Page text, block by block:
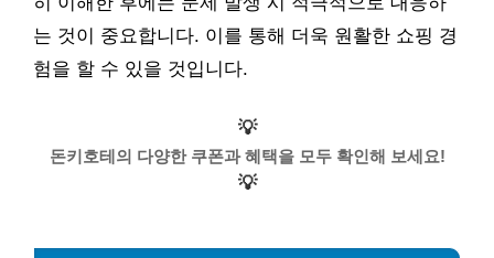
는 것이 중요합니다. 이를 통해 더욱 원활한 쇼핑 경
험을 할 수 있을 것입니다.
💡
돈키호테의 다양한 쿠폰과 혜택을 모두 확인해 보세요!
💡